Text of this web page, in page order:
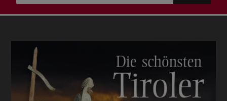
KINDER- & JUGENDBUCH
VERLAG